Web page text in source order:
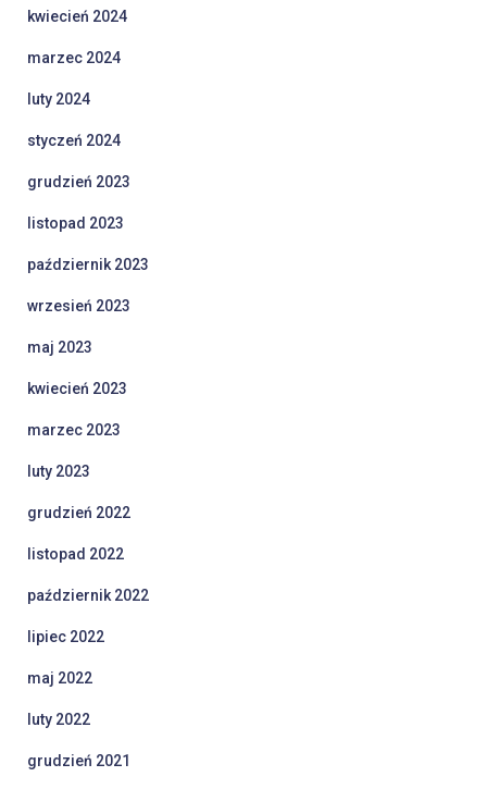
kwiecień 2024
marzec 2024
luty 2024
styczeń 2024
grudzień 2023
listopad 2023
październik 2023
wrzesień 2023
maj 2023
kwiecień 2023
marzec 2023
luty 2023
grudzień 2022
listopad 2022
październik 2022
lipiec 2022
maj 2022
luty 2022
grudzień 2021